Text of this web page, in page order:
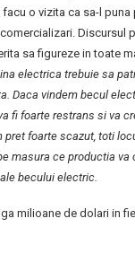
o vizita ca sa-l puna
Discursul
sa figureze in toate
electrica trebuie sa
Daca vindem becul
fi foarte restrans si va
pret foarte scazut, toti
masura ce productia va
becului electric.
milioane de dolari in